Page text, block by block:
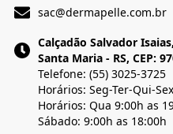
sac@dermapelle.com.br
Calçadão Salvador
Santa Maria - RS, CEP:
Telefone: (55) 3025-3725
Horários: Seg-Ter-Qui-
Horários: Qua 9:00h as
Sábado: 9:00h as 18:00h